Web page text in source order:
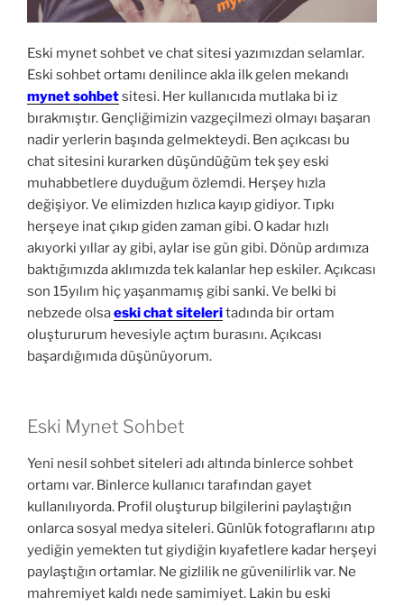
Eski mynet sohbet ve chat sitesi yazımızdan selamlar.
Eski sohbet ortamı denilince akla ilk gelen mekandı
mynet sohbetsitesi. Her kullanıcıda mutlaka bi iz
bırakmıştır. Gençliğimizin vazgeçilmezi olmayı başaran
nadir yerlerin başında gelmekteydi. Ben açıkcası bu
chat sitesini kurarken düşündüğüm tek şey eski
muhabbetlere duyduğum özlemdi. Herşey hızla
değişiyor. Ve elimizden hızlıca kayıp gidiyor. Tıpkı
herşeye inat çıkıp giden zaman gibi. O kadar hızlı
akıyorki yıllar ay gibi, aylar ise gün gibi. Dönüp ardımıza
baktığımızda aklımızda tek kalanlar hep eskiler. Açıkcası
son 15yılım hiç yaşanmamış gibi sanki. Ve belki bi
nebzede olsaeski chat siteleritadında bir ortam
oluştururum hevesiyle açtım burasını. Açıkcası
başardığımıda düşünüyorum.
Eski Mynet Sohbet
Yeni nesil sohbet siteleri adı altında binlerce sohbet
ortamı var. Binlerce kullanıcı tarafından gayet
kullanılıyorda. Profil oluşturup bilgilerini paylaştığın
onlarca sosyal medya siteleri. Günlük fotograflarını atıp
yediğin yemekten tut giydiğin kıyafetlere kadar herşeyi
paylaştığın ortamlar. Ne gizlilik ne güvenilirlik var. Ne
mahremiyet kaldı nede samimiyet. Lakin bu eski